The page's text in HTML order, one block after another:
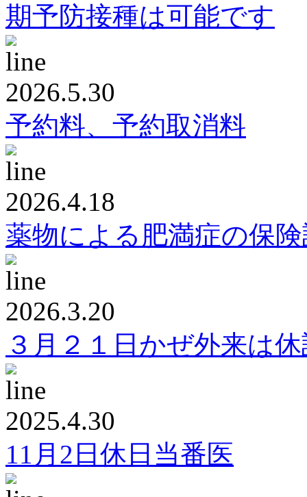
期予防接種は可能です
2026.5.30
予約料、予約取消料
2026.4.18
薬物による肥満症の保
2026.3.20
３月２１日かぜ外来は
2025.4.30
11月2日休日当番医